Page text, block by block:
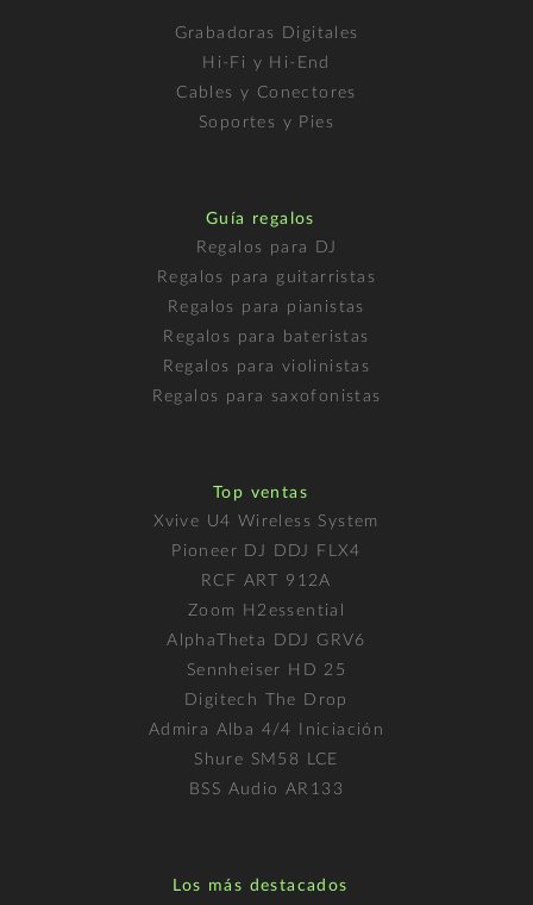
Grabadoras Digitales
Hi-Fi y Hi-End
Cables y Conectores
Soportes y Pies
Guía regalos
Regalos para DJ
Regalos para guitarristas
Regalos para pianistas
Regalos para bateristas
Regalos para violinistas
Regalos para saxofonistas
Top ventas
Xvive U4 Wireless System
Pioneer DJ DDJ FLX4
RCF ART 912A
Zoom H2essential
AlphaTheta DDJ GRV6
Sennheiser HD 25
Digitech The Drop
Admira Alba 4/4 Iniciación
Shure SM58 LCE
BSS Audio AR133
Los más destacados